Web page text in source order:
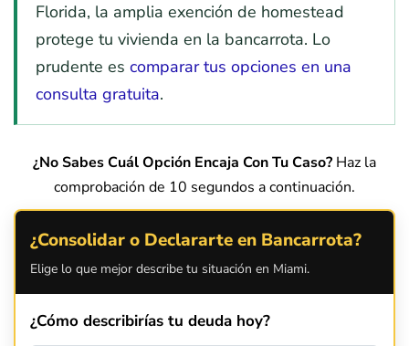
Florida, la amplia exención de homestead
protege tu vivienda en la bancarrota. Lo
prudente es comparar tus opciones en una
consulta gratuita.
¿No Sabes Cuál Opción Encaja Con Tu Caso? Haz la
comprobación de 10 segundos a continuación.
¿Consolidar o Declararte en Bancarrota?
Elige lo que mejor describe tu situación en Miami.
¿Cómo describirías tu deuda hoy?